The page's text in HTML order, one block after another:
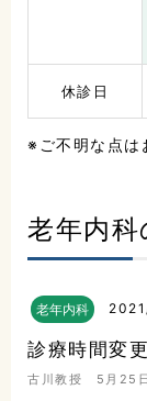
休診日
※ご不明な点は
老年内
老年内科 2021
診療時間変
古川教授 5月25日